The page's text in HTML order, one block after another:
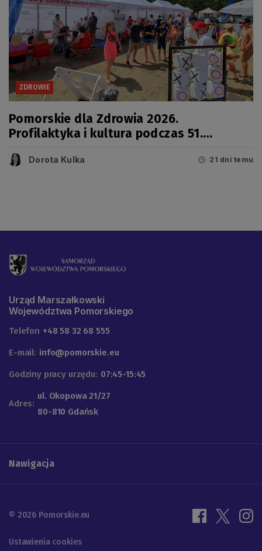
ZDROWIE
Pomorskie dla Zdrowia 2026.
Profilaktyka i kultura podczas 51.
Dorota Kulka 21 dni temu
Urząd Marszałkowski
Województwa Pomorskiego
Telefon +48 58 32 68 555
E-mail: info@pomorskie.eu
Godziny pracy urzędu: 07:45-15:45
Adres:
ul. Okopowa 21/27
80-810 Gdańsk
Nawigacja
© 2026 Pomorskie.eu
Ustawienia cookies